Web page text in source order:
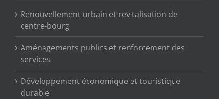
Renouvellement urbain et revitalisation de
centre-bourg
Aménagements publics et renforcement des
services
Développement économique et touristique
durable